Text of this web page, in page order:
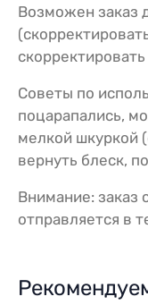
Возможен заказ
Советы по
поцарапались,
мелкой шкуркой
вернуть блеск,
Внимание: заказ
отправляется в